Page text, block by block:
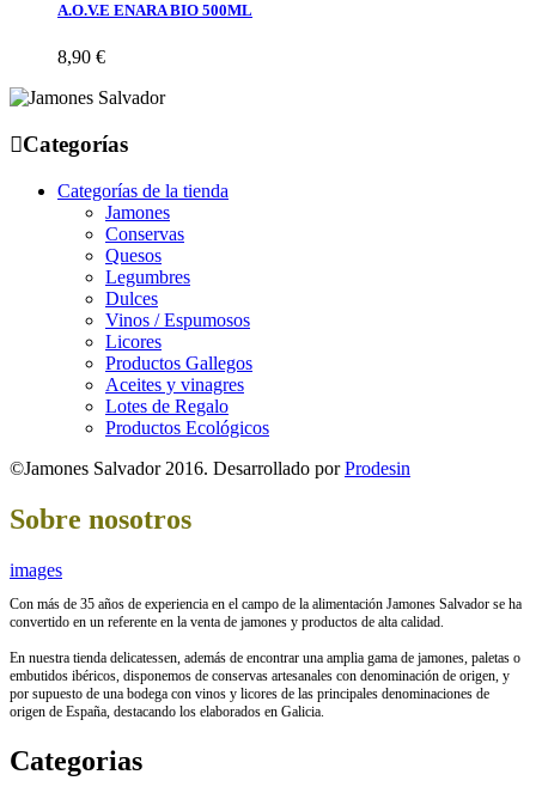
A.O.V.E ENARA BIO 500ML
8,90 €
Categorías
Categorías de la tienda
Jamones
Conservas
Quesos
Legumbres
Dulces
Vinos / Espumosos
Licores
Productos Gallegos
Aceites y vinagres
Lotes de Regalo
Productos Ecológicos
©Jamones Salvador 2016. Desarrollado porProdesin
Sobre nosotros
images
Con más de 35 años de experiencia en el campo de la alimentación Jamones Salvador se ha
convertido en un referente en la venta de jamones y productos de alta calidad.
En nuestra tienda delicatessen, además de encontrar una amplia gama de jamones, paletas o
embutidos ibéricos, disponemos de conservas artesanales con denominación de origen, y
por supuesto de una bodega con vinos y licores de las principales denominaciones de
origen de España, destacando los elaborados en Galicia.
Categorias